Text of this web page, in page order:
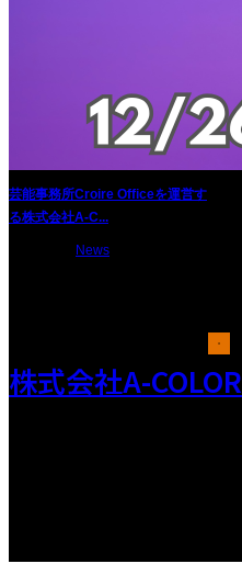
芸能事務所Croire Officeを運営す
る株式会社A-C...
News
株式会社A-COLOR